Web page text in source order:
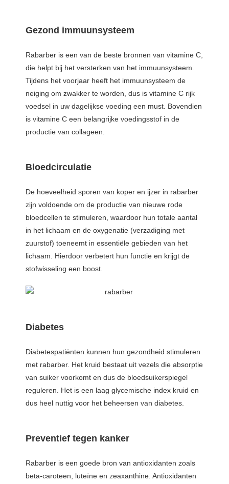
Gezond immuunsysteem
Rabarber is een van de beste bronnen van vitamine C,
die helpt bij het versterken van het immuunsysteem.
Tijdens het voorjaar heeft het immuunsysteem de
neiging om zwakker te worden, dus is vitamine C rijk
voedsel in uw dagelijkse voeding een must. Bovendien
is vitamine C een belangrijke voedingsstof in de
productie van collageen.
Bloedcirculatie
De hoeveelheid sporen van koper en ijzer in rabarber
zijn voldoende om de productie van nieuwe rode
bloedcellen te stimuleren, waardoor hun totale aantal
in het lichaam en de oxygenatie (verzadiging met
zuurstof) toeneemt in essentiële gebieden van het
lichaam. Hierdoor verbetert hun functie en krijgt de
stofwisseling een boost.
Diabetes
Diabetespatiënten kunnen hun gezondheid stimuleren
met rabarber. Het kruid bestaat uit vezels die absorptie
van suiker voorkomt en dus de bloedsuikerspiegel
reguleren. Het is een laag glycemische index kruid en
dus heel nuttig voor het beheersen van diabetes.
Preventief tegen kanker
Rabarber is een goede bron van antioxidanten zoals
beta-caroteen, luteïne en zeaxanthine. Antioxidanten